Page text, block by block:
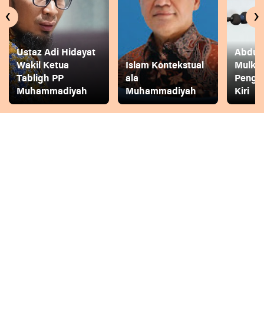
Ustaz Adi Hidayat
Wakil Ketua
Tabligh PP
Muhammadiyah
Islam Kontekstual
ala
Muhammadiyah
Abdul
Kiri
‹ ›